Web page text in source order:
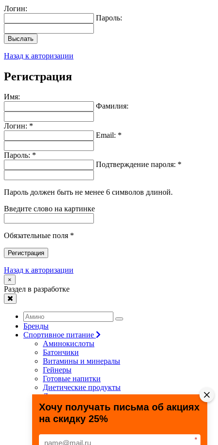
Логин:
Пароль:
Выслать
Назад к авторизации
Регистрация
Имя:
Фамилия:
Логин: *
Email: *
Пароль: *
Подтверждение пароля: *
Пароль должен быть не менее 6 символов длиной.
Введите слово на картинке
Обязательные поля *
Регистрация
Назад к авторизации
×
Раздел в разработке
Бренды
Спортивное питание
Аминокислоты
Батончики
Витамины и минералы
Гейнеры
Готовые напитки
Диетические продукты
Для связок и суставов
Жиросжигатели
Здоровье и долголетие
Креатин
Специальные препараты
Хочу получать письма об акциях
на скидку 25%
*